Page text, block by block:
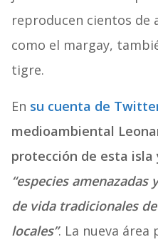
reproducen cientos de
como el margay,
tigre.
En su cuenta de
medioambiental
protección de esta
“especies
de vida tradicionales
locales”. La nueva área